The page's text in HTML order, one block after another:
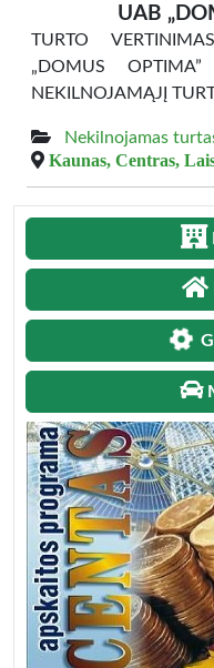
UAB
TURTO
„DOMUS
NEKILNOJAMĄJĮ
Nekilnojamas
Kaunas, Centras,